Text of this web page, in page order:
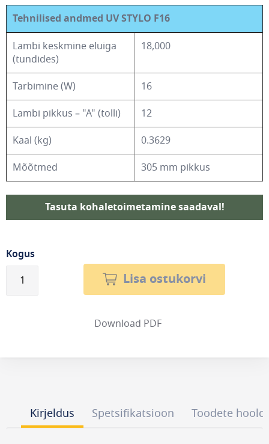
Tehnilised andmed UV STYLO F16
Lambi keskmine eluiga
(tundides)
18,000
Tarbimine (W)
16
Lambi pikkus – "A" (tolli)
12
Kaal (kg)
0.3629
Mõõtmed
305 mm pikkus
Tasuta kohaletoimetamine saadaval!
Kogus
Lisa ostukorvi
Download PDF
Kirjeldus Spetsifikatsioon Toodete